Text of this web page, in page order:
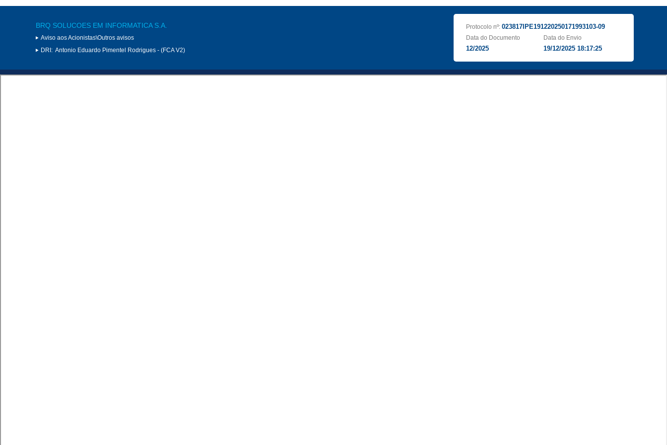
BRQ SOLUCOES EM INFORMATICA S.A.
Aviso aos Acionistas\Outros avisos
DRI: Antonio Eduardo Pimentel Rodrigues - (FCA V2)
Protocolo nº: 023817IPE191220250171993103-09
Data do Documento
12/2025
Data do Envio
19/12/2025 18:17:25